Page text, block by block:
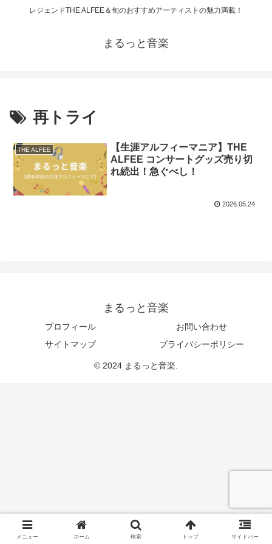
レジェンドTHE ALFEE＆旬のおすすめアーティストの魅力満載！
まるっと音楽
再トライ
THE ALFEE
【生涯アルフィーマニア】THE
ALFEE コンサートグッズ売り切
れ続出！急ぐべし！
2026.05.24
まるっと音楽
プロフィール
お問い合わせ
サイトマップ
プライバシーポリシー
© 2024 まるっと音楽.
メニュー ホーム 検索 トップ サイドバー